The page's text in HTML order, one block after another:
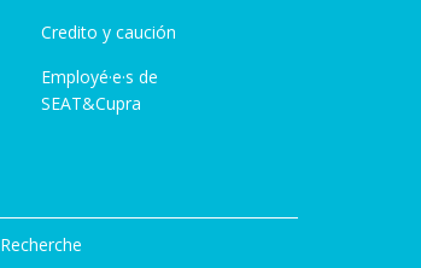
Credito y caución
Employé·e·s de
SEAT&Cupra
Recherche